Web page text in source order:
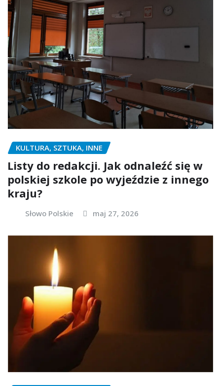
KULTURA, SZTUKA, INNE
Listy do redakcji. Jak odnaleźć się w
polskiej szkole po wyjeździe z innego
kraju?
Słowo Polskie maj 27, 2026